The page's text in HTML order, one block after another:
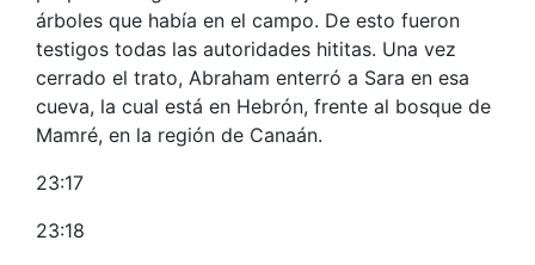
árboles que había en el campo. De esto fueron
testigos todas las autoridades hititas. Una vez
cerrado el trato, Abraham enterró a Sara en esa
cueva, la cual está en Hebrón, frente al bosque de
Mamré, en la región de Canaán.
23:17
23:18